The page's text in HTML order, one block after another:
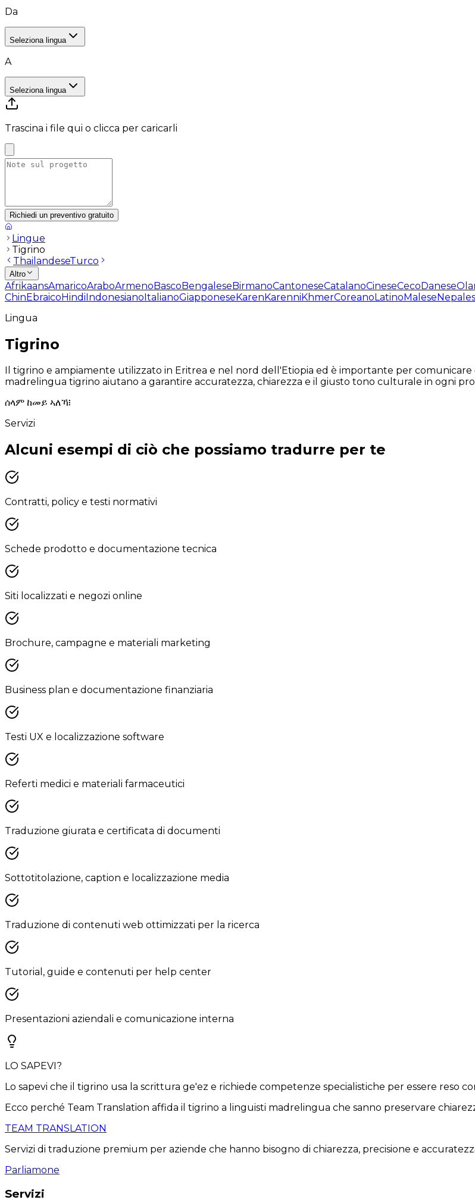
Da
Seleziona lingua
A
Seleziona lingua
Trascina i file qui o clicca per caricarli
Richiedi un preventivo gratuito
Lingue
Tigrino
ThailandeseTurco
Altro
AfrikaansAmaricoAraboArmeno Basco Bengalese BirmanoCantoneseCatalanoCineseCeco Danese
Chin Ebraico Hindi Indonesiano ItalianoGiapponese Karen Karenni KhmerCoreano Latino Malese
Lingua
Tigrino
Il tigrino e ampiamente utilizzato in Eritrea e nel nord dell'Etiopia ed è importante per
madrelingua tigrino aiutano a garantire accuratezza, chiarezza e il giusto tono culturale in ogni
ሰላም ከመይ ኣለኻ፧
Servizi
Alcuni esempi di ciò che possiamo tradurre per te
Contratti, policy e testi normativi
Schede prodotto e documentazione tecnica
Siti localizzati e negozi online
Brochure, campagne e materiali marketing
Business plan e documentazione finanziaria
Testi UX e localizzazione software
Referti medici e materiali farmaceutici
Traduzione giurata e certificata di documenti
Sottotitolazione, caption e localizzazione media
Traduzione di contenuti web ottimizzati per la ricerca
Tutorial, guide e contenuti per help center
Presentazioni aziendali e comunicazione interna
LO SAPEVI?
Lo sapevi che il tigrino usa la scrittura ge'ez e richiede competenze specialistiche per essere reso
Ecco perché Team Translation affida il tigrino a linguisti madrelingua che sanno preservare
TEAM TRANSLATION
Servizi di traduzione premium per aziende che hanno bisogno di chiarezza, precisione e
Parliamone
Servizi